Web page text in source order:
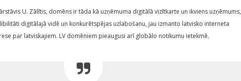
U. Zālītis, domēns ir tāda kā uzņēmuma digitālā vizītkarte un ikviens uzņēmums,
digitālajā vidē un konkurētspējas uzlabošanu, jau izmanto latvisko interneta
par latviskajiem. LV domēniem pieaugusi arī globālo notikumu ietekmē.